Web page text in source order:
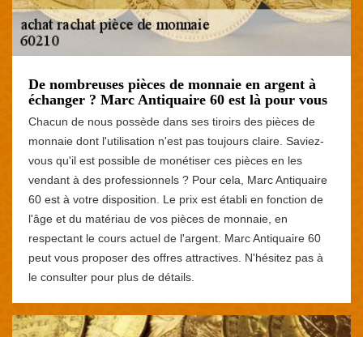
De nombreuses pièces de monnaie en argent à
échanger ? Marc Antiquaire 60 est là pour vous
Chacun de nous possède dans ses tiroirs des pièces de
monnaie dont l'utilisation n'est pas toujours claire. Saviez-
vous qu'il est possible de monétiser ces pièces en les
vendant à des professionnels ? Pour cela, Marc Antiquaire
60 est à votre disposition. Le prix est établi en fonction de
l'âge et du matériau de vos pièces de monnaie, en
respectant le cours actuel de l'argent. Marc Antiquaire 60
peut vous proposer des offres attractives. N'hésitez pas à
le consulter pour plus de détails.